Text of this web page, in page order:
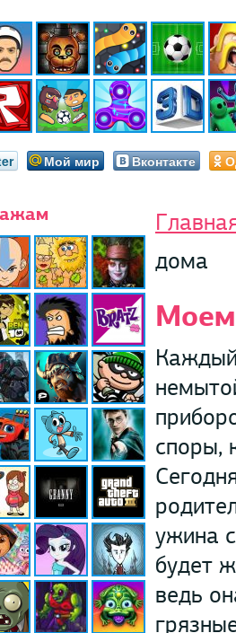
Мой мир Вконтакте
дома
споры,
ужина
будет
ведь